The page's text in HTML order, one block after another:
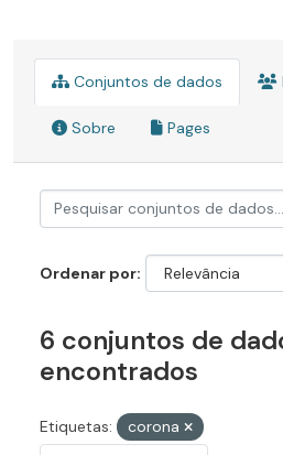
Conjuntos de dados
Sobre Pages
Ordenar por
6 conjuntos de
encontrados
Etiquetas:
corona